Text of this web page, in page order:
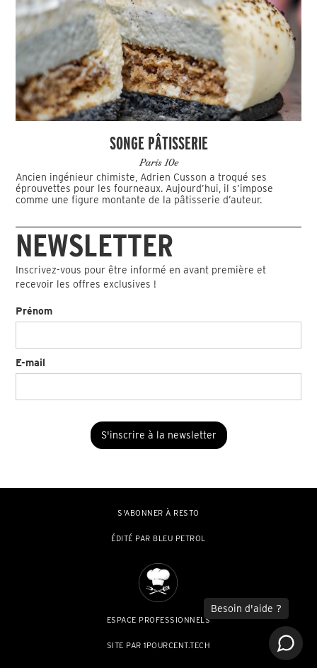
SONGE PÂTISSERIE
Paris 10e
Ancien ingénieur chimiste, Adrien Cusson a troqué ses
éprouvettes pour les fourneaux. Aujourd’hui, il s’impose
comme une figure montante de la pâtisserie d’auteur.
NEWSLETTER
Inscrivez-vous pour être informé en avant première et
recevoir les offres exclusives !
Prénom
E-mail
S'ABONNER À RESTO
ÉDITÉ PAR BLEU PETROL
ESPACE PROFESSIONNELS
SITE PAR 1POURCENT.TECH